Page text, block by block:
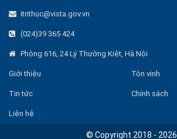
itrithuc@vista.gov.vn
(024)39 365 424
Phòng 616, 24 Lý Thường Kiệt, Hà Nội
Giới thiệu
Tôn vinh
Tin tức
Chính sách
Liên hệ
© Copyright 2018 - 2026